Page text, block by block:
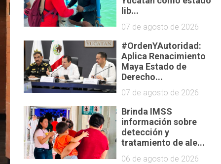
lib...
07 de agosto de 2026
#OrdenYAutoridad:
Aplica Renacimiento
Maya Estado de
Derecho...
07 de agosto de 2026
Brinda IMSS
información sobre
detección y
tratamiento de ale...
06 de agosto de 2026